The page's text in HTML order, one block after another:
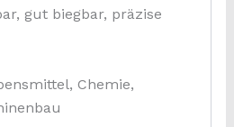
gut biegbar, präzise
Chemie,